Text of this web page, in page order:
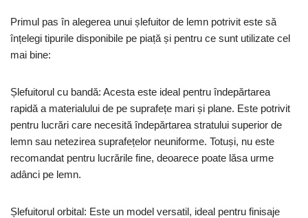
Primul pas în alegerea unui șlefuitor de lemn potrivit este să
înțelegi tipurile disponibile pe piață și pentru ce sunt utilizate cel
mai bine:
Șlefuitorul cu bandă: Acesta este ideal pentru îndepărtarea
rapidă a materialului de pe suprafețe mari și plane. Este potrivit
pentru lucrări care necesită îndepărtarea stratului superior de
lemn sau netezirea suprafețelor neuniforme. Totuși, nu este
recomandat pentru lucrările fine, deoarece poate lăsa urme
adânci pe lemn.
Șlefuitorul orbital: Este un model versatil, ideal pentru finisaje